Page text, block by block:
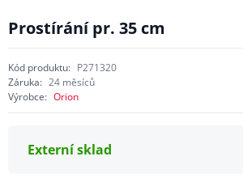
Prostírání pr. 35 cm
Kód produktu: P271320
Záruka: 24 měsíců
Výrobce: Orion
Externí sklad